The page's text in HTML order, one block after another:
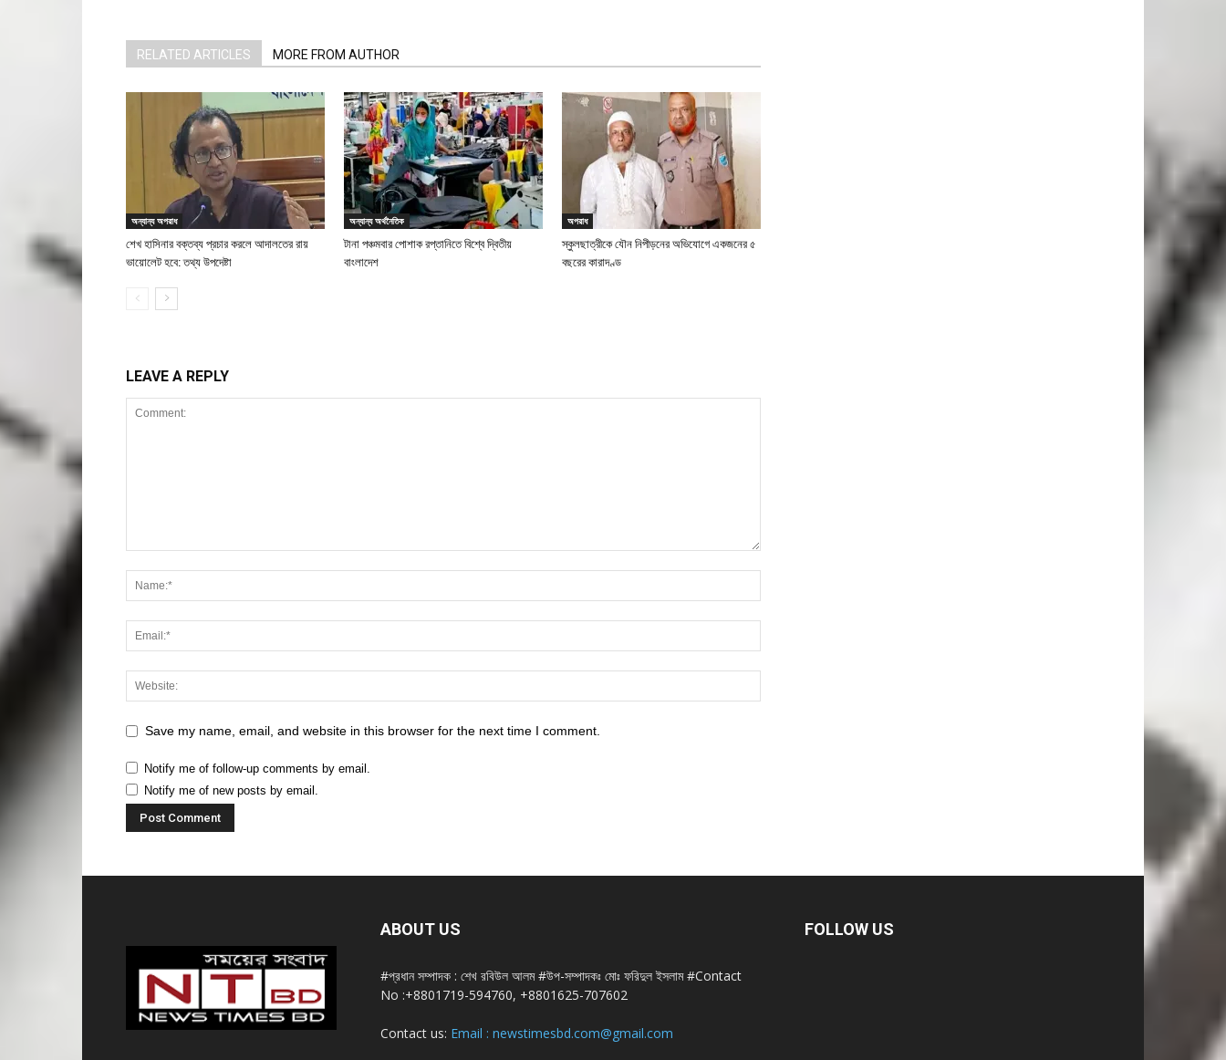
RELATED ARTICLES MORE FROM AUTHOR
অন্যান্য অপরাধ
শেখ হাসিনার বক্তব্য প্রচার করলে আদালতের রায়
ভায়োলেট হবে: তথ্য উপদেষ্টা
অন্যান্য অর্থনৈতিক
টানা পঞ্চমবার পোশাক রপ্তানিতে বিশ্বে দ্বিতীয়
বাংলাদেশ
অপরাধ
স্কুলছাত্রীকে যৌন নিপীড়নের অভিযোগে একজনের ৫
বছরের কারাদণ্ড
LEAVE A REPLY
Save my name, email, and website in this browser for the next time I comment.
Notify me of follow-up comments by email.
Notify me of new posts by email.
ABOUT US
#প্রধান সম্পাদক : শেখ রবিউল আলম #উপ-সম্পাদকঃ মোঃ ফরিদুল ইসলাম #Contact
No :+8801719-594760, +8801625-707602
Contact us: Email : newstimesbd.com@gmail.com
FOLLOW US